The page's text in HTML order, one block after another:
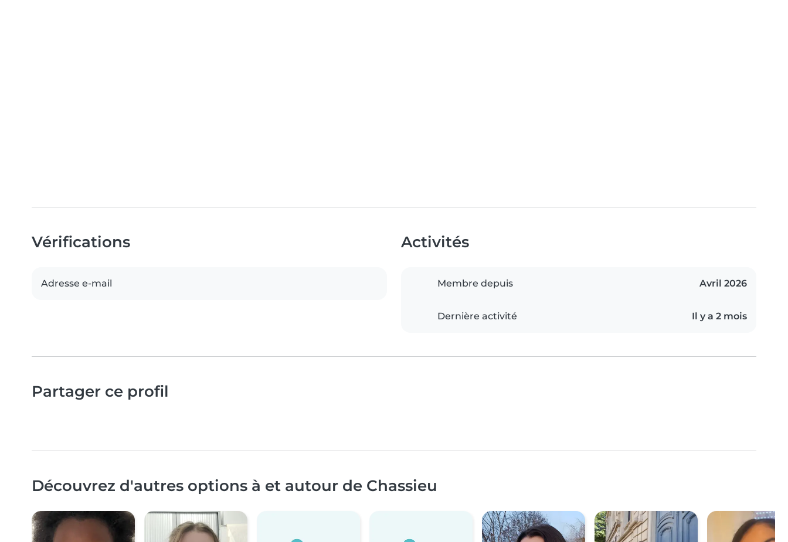
Vérifications
Adresse e-mail
Activités
Membre depuis Avril 2026
Dernière activité Il y a 2 mois
Partager ce profil
Découvrez d'autres options à et autour de Chassieu